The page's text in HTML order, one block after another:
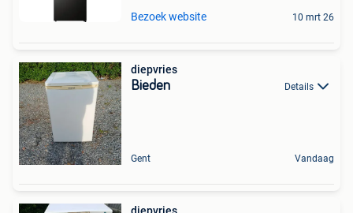
Bezoek website 10 mrt 26
diepvries
Bieden Details
Gent Vandaag